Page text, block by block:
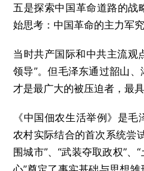
五是探索中国革命道路的战
始思考：中国革命的主力军
当时共产国际和中共主流观
领导”。但毛泽东通过韶山
才是最广大的被压迫者，最具
《中国佃农生活举例》是
农村实际结合的首次系统尝
围城市”、“武装夺取政权”、